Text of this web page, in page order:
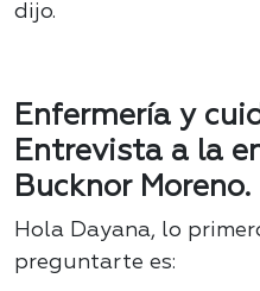
dijo.
Enfermería y
Entrevista a la
Bucknor Moreno.
Hola Dayana, lo
preguntarte es: